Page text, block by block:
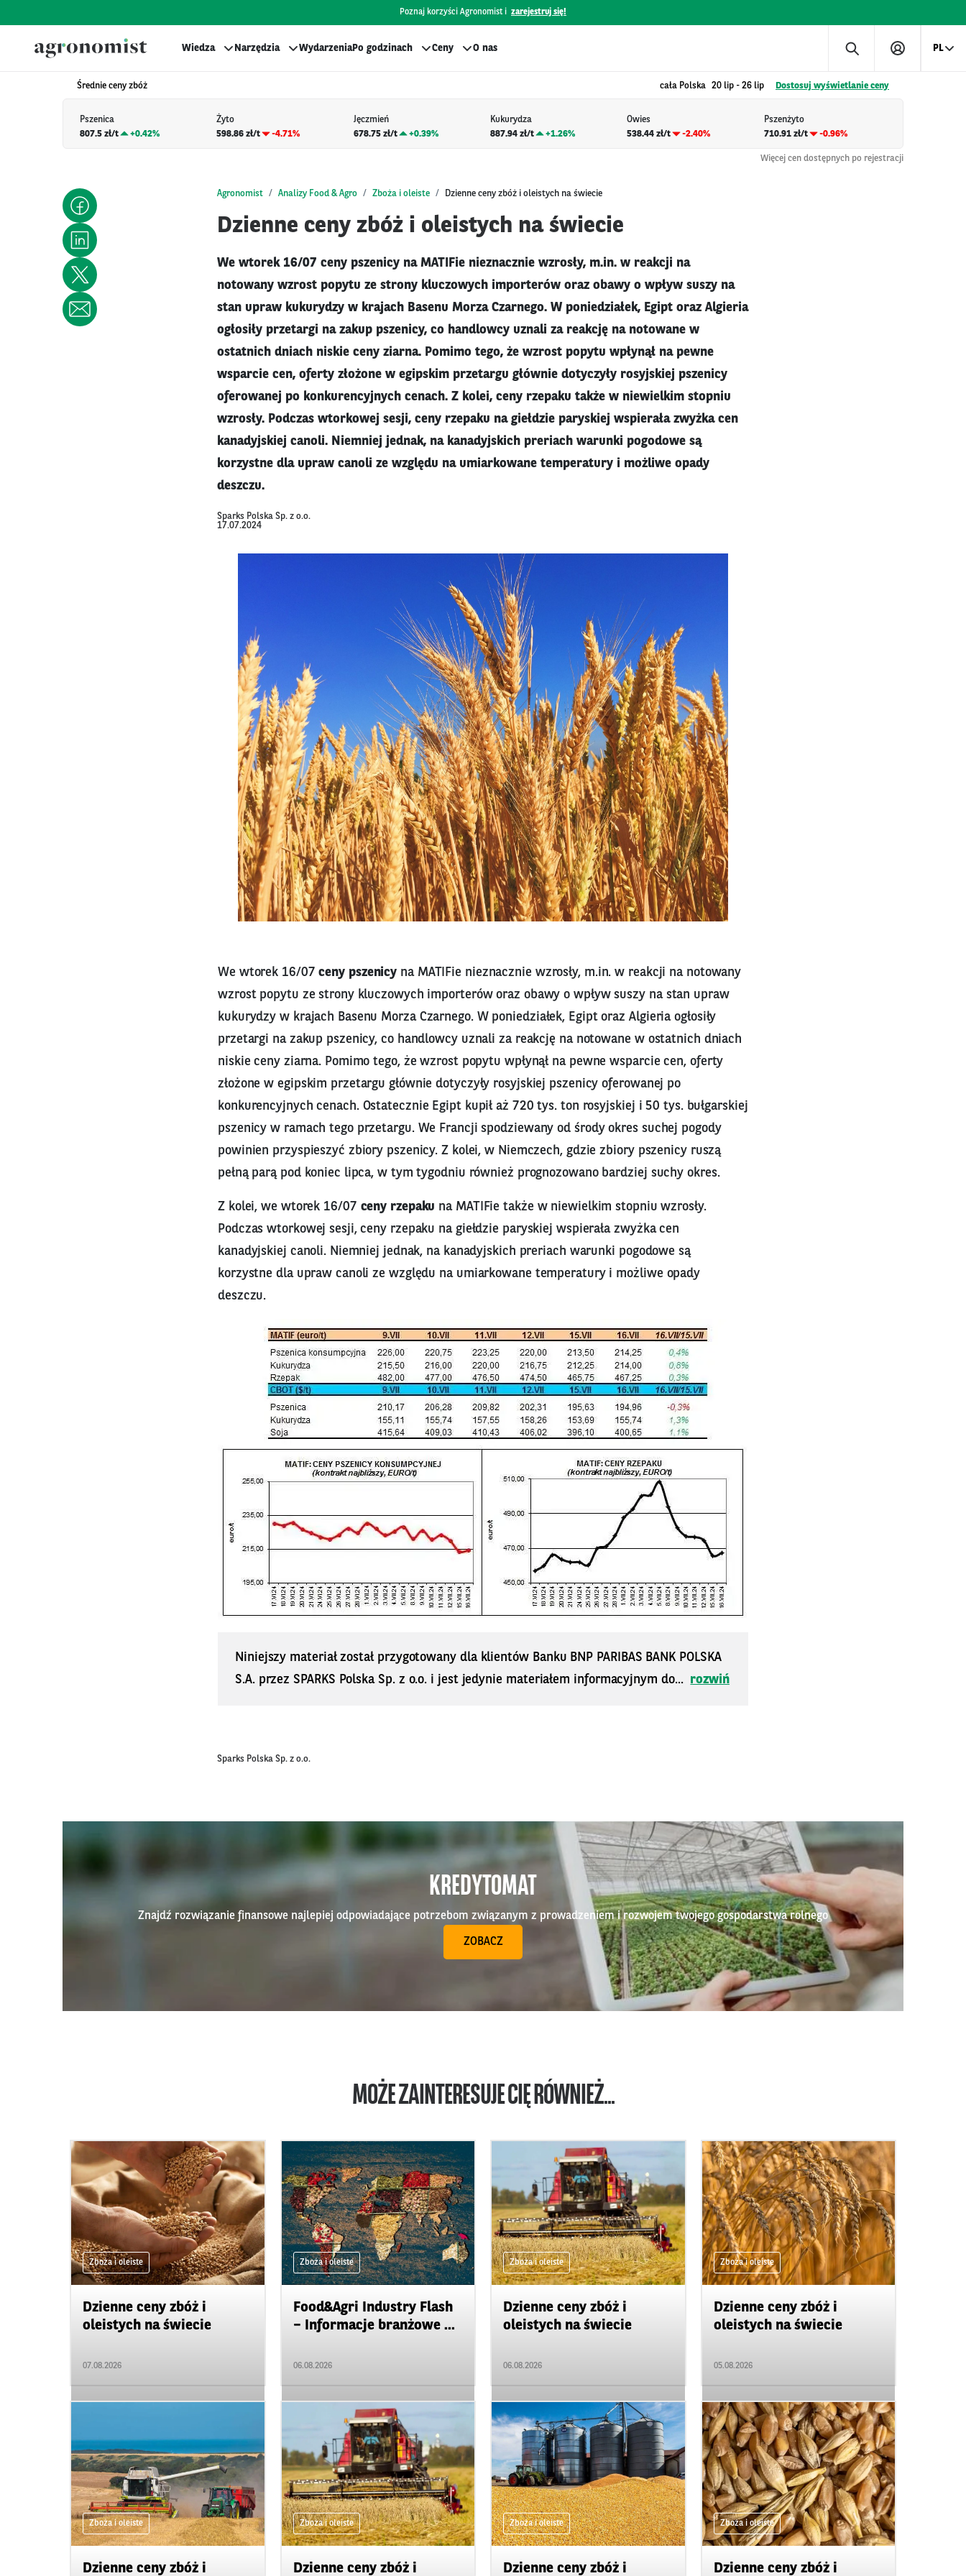
Poznaj korzyści Agronomist i zarejestruj się!
Wiedza Narzędzia WydarzeniaPo godzinach Ceny O nas PL
Średnie ceny zbóż cała Polska 20 lip - 26 lip Dostosuj wyświetlanie ceny
Pszenica
807.5 zł/t
+0.42%
Żyto
598.86 zł/t
-4.71%
Jęczmień
678.75 zł/t
+0.39%
Kukurydza
887.94 zł/t
+1.26%
Owies
538.44 zł/t
-2.40%
Pszenżyto
710.91 zł/t
-0.96%
Więcej cen dostępnych po rejestracji
Agronomist Analizy Food & Agro Zboża i oleiste Dzienne ceny zbóż i oleistych na świecie
Dzienne ceny zbóż i oleistych na świecie
We wtorek 16/07 ceny pszenicy na MATIFie nieznacznie wzrosły, m.in. w reakcji na
notowany wzrost popytu ze strony kluczowych importerów oraz obawy o wpływ suszy na
stan upraw kukurydzy w krajach Basenu Morza Czarnego. W poniedziałek, Egipt oraz Algieria
ogłosiły przetargi na zakup pszenicy, co handlowcy uznali za reakcję na notowane w
ostatnich dniach niskie ceny ziarna. Pomimo tego, że wzrost popytu wpłynął na pewne
wsparcie cen, oferty złożone w egipskim przetargu głównie dotyczyły rosyjskiej pszenicy
oferowanej po konkurencyjnych cenach. Z kolei, ceny rzepaku także w niewielkim stopniu
wzrosły. Podczas wtorkowej sesji, ceny rzepaku na giełdzie paryskiej wspierała zwyżka cen
kanadyjskiej canoli. Niemniej jednak, na kanadyjskich preriach warunki pogodowe są
korzystne dla upraw canoli ze względu na umiarkowane temperatury i możliwe opady
deszczu.
Sparks Polska Sp. z o.o.
17.07.2024
We wtorek 16/07ceny pszenicy na MATIFie nieznacznie wzrosły, m.in. w reakcji na notowany
wzrost popytu ze strony kluczowych importerów oraz obawy o wpływ suszy na stan upraw
kukurydzy w krajach Basenu Morza Czarnego. W poniedziałek, Egipt oraz Algieria ogłosiły
przetargi na zakup pszenicy, co handlowcy uznali za reakcję na notowane w ostatnich dniach
niskie ceny ziarna. Pomimo tego, że wzrost popytu wpłynął na pewne wsparcie cen, oferty
złożone w egipskim przetargu głównie dotyczyły rosyjskiej pszenicy oferowanej po
konkurencyjnych cenach. Ostatecznie Egipt kupił aż 720 tys. ton rosyjskiej i 50 tys. bułgarskiej
pszenicy w ramach tego przetargu. We Francji spodziewany od środy okres suchej pogody
powinien przyspieszyć zbiory pszenicy. Z kolei, w Niemczech, gdzie zbiory pszenicy ruszą
pełną parą pod koniec lipca, w tym tygodniu również prognozowano bardziej suchy okres.
Z kolei, we wtorek 16/07 ceny rzepaku na MATIFie także w niewielkim stopniu wzrosły.
Podczas wtorkowej sesji, ceny rzepaku na giełdzie paryskiej wspierała zwyżka cen
kanadyjskiej canoli. Niemniej jednak, na kanadyjskich preriach warunki pogodowe są
korzystne dla upraw canoli ze względu na umiarkowane temperatury i możliwe opady
deszczu.
Niniejszy materiał został przygotowany dla klientów Banku BNP PARIBAS BANK POLSKA
S.A. przez SPARKS Polska Sp. z o.o. i jest jedynie materiałem informacyjnym do... rozwiń
Sparks Polska Sp. z o.o.
KREDYTOMAT
Znajdź rozwiązanie finansowe najlepiej odpowiadające potrzebom związanym z prowadzeniem i rozwojem twojego gospodarstwa rolnego
ZOBACZ
MOŻE ZAINTERESUJE CIĘ RÓWNIEŻ...
Zboża i oleiste
Dzienne ceny zbóż i
oleistych na świecie
07.08.2026
Zboża i oleiste
Food&Agri Industry Flash
– Informacje branżowe ...
06.08.2026
Zboża i oleiste
Dzienne ceny zbóż i
oleistych na świecie
06.08.2026
Zboża i oleiste
Dzienne ceny zbóż i
oleistych na świecie
05.08.2026
Zboża i oleiste
Dzienne ceny zbóż i
Zboża i oleiste
Dzienne ceny zbóż i
Zboża i oleiste
Dzienne ceny zbóż i
Zboża i oleiste
Dzienne ceny zbóż i